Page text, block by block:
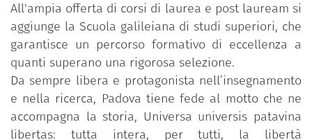
All'ampia offerta di corsi di laurea e post lauream si
aggiunge la Scuola galileiana di studi superiori, che
garantisce un percorso formativo di eccellenza a
quanti superano una rigorosa selezione.
Da sempre libera e protagonista nell’insegnamento
e nella ricerca, Padova tiene fede al motto che ne
accompagna la storia, Universa universis patavina
libertas: tutta intera, per tutti, la libertà